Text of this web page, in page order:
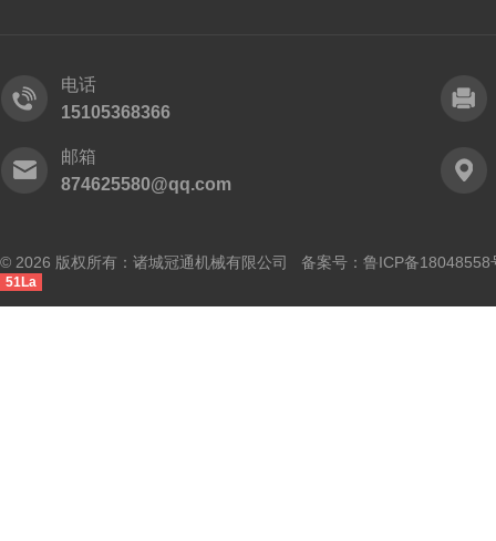
电话
15105368366
邮箱
874625580@qq.com
© 2026 版权所有：诸城冠通机械有限公司 备案号： 鲁ICP备18048558
51La